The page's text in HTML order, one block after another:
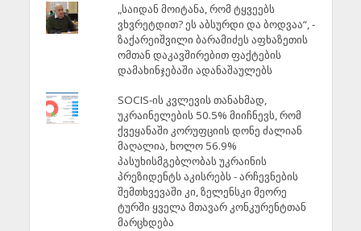
„საიდან მოიტანა, რომ ტყვეებს
ვხვრეტდით? ეს აბსურდი და ბოდვაა“, -
ზაქარეიშვილი ბარამიძეს აფხაზეთის
ომთან დაკავშირებით ფაქტების
დამახინჯებაში ადანაშაულებს
SOCIS-ის კვლევის თანახმად,
უკრაინელების 50.5% მიიჩნევს, რომ
ქვეყანაში კორუფციის დონე ძალიან
მაღალია, ხოლო 56.9%
პასუხისმგებლობას უკრაინის
პრეზიდენტს აკისრებს - არჩევნების
შემთხვევაში კი, ზელენსკი მეორე
ტურში ყველა მთავარ კონკურენტთან
მარცხდება